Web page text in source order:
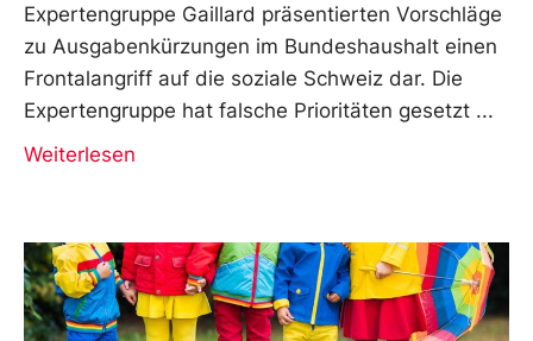
Expertengruppe Gaillard präsentierten Vorschläge
zu Ausgabenkürzungen im Bundeshaushalt einen
Frontalangriff auf die soziale Schweiz dar. Die
Expertengruppe hat falsche Prioritäten gesetzt
Weiterlesen